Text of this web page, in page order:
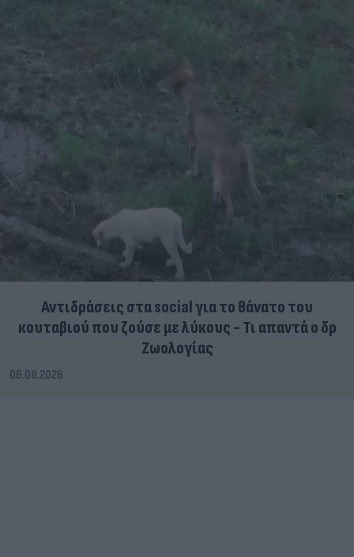
Αντιδράσεις στα social για το θάνατο του
κουταβιού που ζούσε με λύκους - Τι απαντά ο δρ
Ζωολογίας
06.08.2026